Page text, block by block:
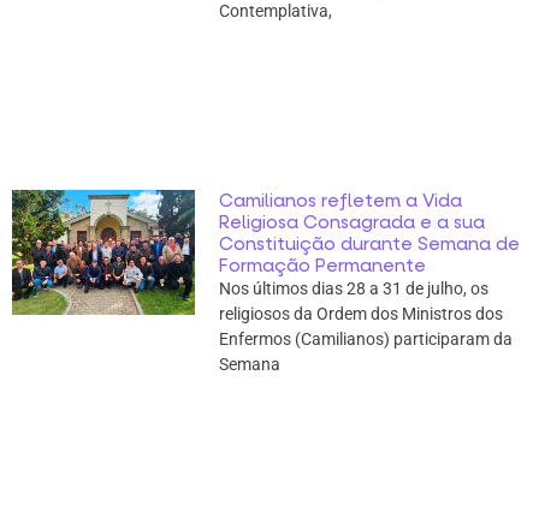
Contemplativa,
Camilianos refletem a Vida
Religiosa Consagrada e a sua
Constituição durante Semana de
Formação Permanente
Nos últimos dias 28 a 31 de julho, os
religiosos da Ordem dos Ministros dos
Enfermos (Camilianos) participaram da
Semana